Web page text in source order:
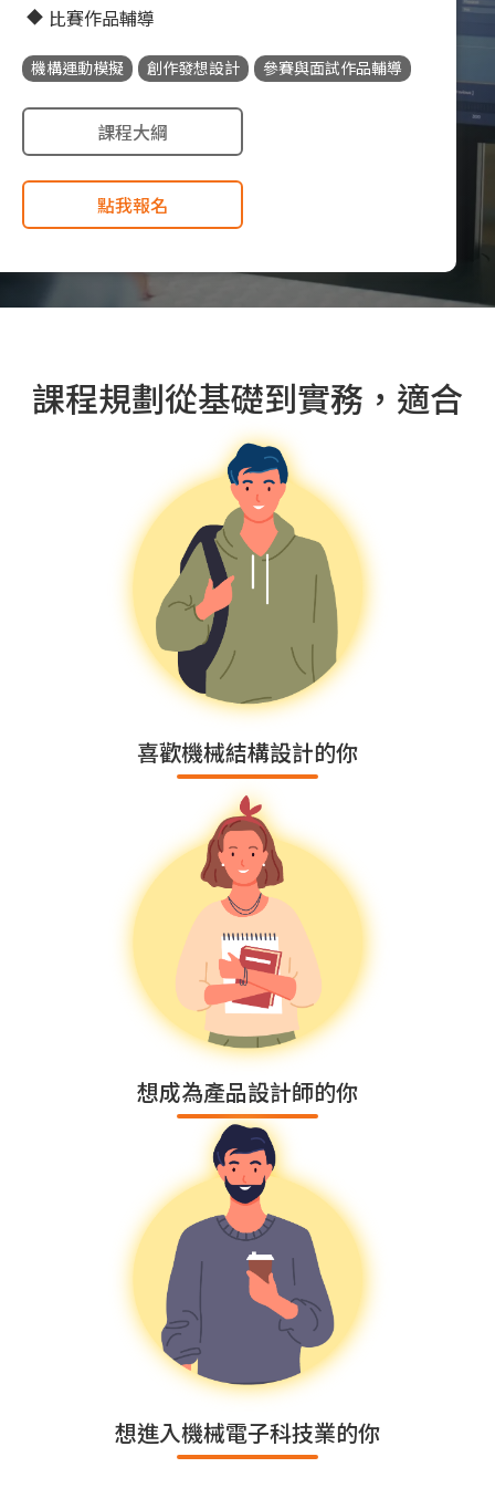
比賽作品輔導
機構運動模擬 創作發想設計 參賽與面試作品輔導
課程大綱
點我報名
課程規劃從基礎到實務，適合
喜歡機械結構設計的你
想成為產品設計師的你
想進入機械電子科技業的你